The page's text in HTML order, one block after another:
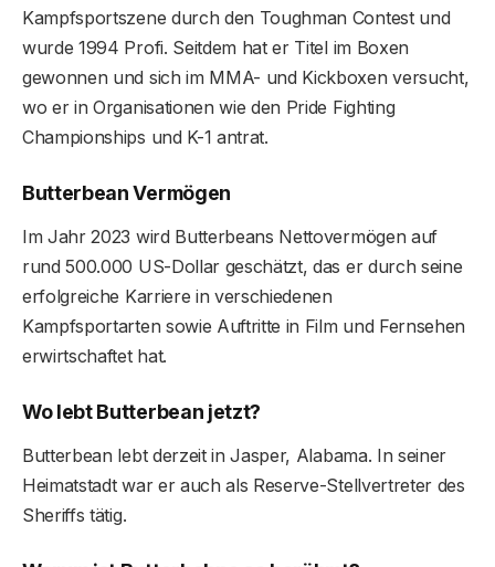
Kampfsportszene durch den Toughman Contest und
wurde 1994 Profi. Seitdem hat er Titel im Boxen
gewonnen und sich im MMA- und Kickboxen versucht,
wo er in Organisationen wie den Pride Fighting
Championships und K-1 antrat.
Butterbean Vermögen
Im Jahr 2023 wird Butterbeans Nettovermögen auf
rund 500.000 US-Dollar geschätzt, das er durch seine
erfolgreiche Karriere in verschiedenen
Kampfsportarten sowie Auftritte in Film und Fernsehen
erwirtschaftet hat.
Wo lebt Butterbean jetzt?
Butterbean lebt derzeit in Jasper, Alabama. In seiner
Heimatstadt war er auch als Reserve-Stellvertreter des
Sheriffs tätig.